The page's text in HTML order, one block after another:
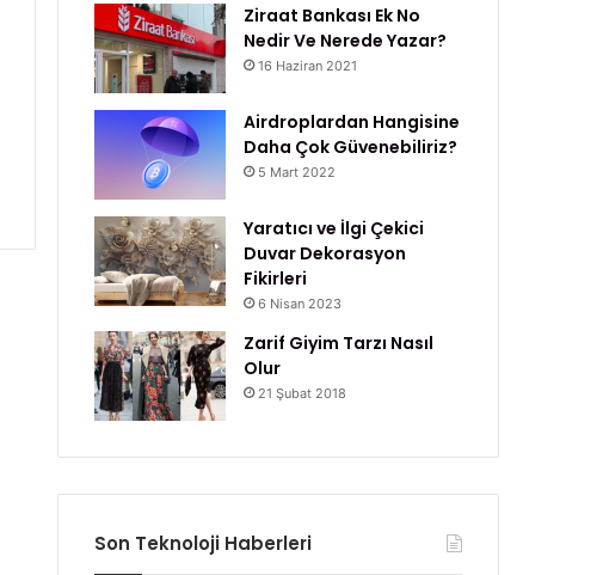
Ziraat Bankası Ek No
Nedir Ve Nerede Yazar?
16 Haziran 2021
Airdroplardan Hangisine
Daha Çok Güvenebiliriz?
5 Mart 2022
Yaratıcı ve İlgi Çekici
Duvar Dekorasyon
Fikirleri
6 Nisan 2023
Zarif Giyim Tarzı Nasıl
Olur
21 Şubat 2018
Son Teknoloji Haberleri